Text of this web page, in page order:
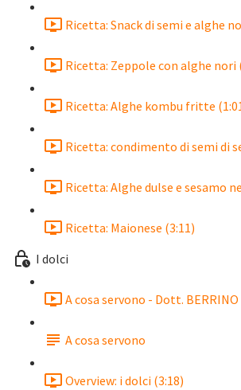
Ricetta: Snack di semi e alghe
Ricetta: Zeppole con alghe nori
Ricetta: Alghe kombu fritte
Ricetta: condimento di semi di
Ricetta: Alghe dulse e sesamo
Ricetta: Maionese (3:11)
I dolci
A cosa servono - Dott. BERRINO
A cosa servono
Overview: i dolci (3:18)